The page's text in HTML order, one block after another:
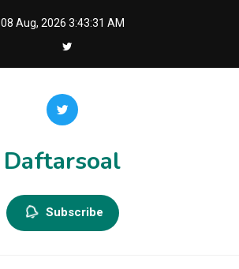
08 Aug, 2026 3:43:32 AM
Daftarsoal
Subscribe